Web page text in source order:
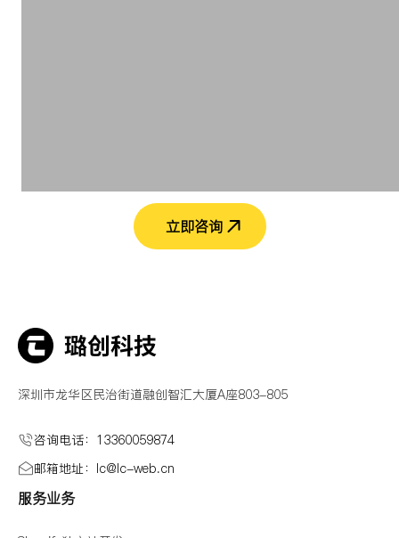
立即咨询
深圳市龙华区民治街道融创智汇大厦A座803-805
咨询电话：13360059874
邮箱地址：lc@Ic-web.cn
服务业务